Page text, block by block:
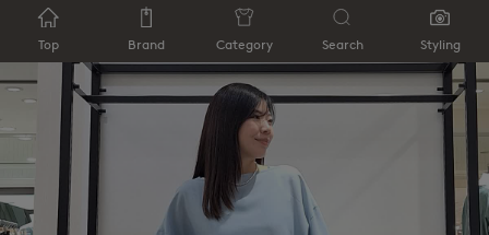
Top Brand Category Search Styling